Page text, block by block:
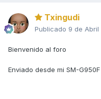
Txingudi
Publicado 9 de Abril
Bienvenido al foro
Enviado desde mi SM-